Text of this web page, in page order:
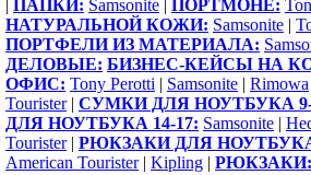
| ПАПКИ: Samsonite | ПОРТМОНЕ:
НАТУРАЛЬНОЙ КОЖИ: Samsonite |
ПОРТФЕЛИ ИЗ МАТЕРИАЛА:
ДЕЛОВЫЕ: БИЗНЕС-КЕЙСЫ НА
ОФИС: Tony Perotti | Samsonite | Rimowa
Tourister| СУМКИ ДЛЯ НОУТБУКА 9-
ДЛЯ НОУТБУКА 14-17: Samsonite |
Tourister| РЮКЗАКИ ДЛЯ
American Tourister| Kipling | РЮКЗАКИ: